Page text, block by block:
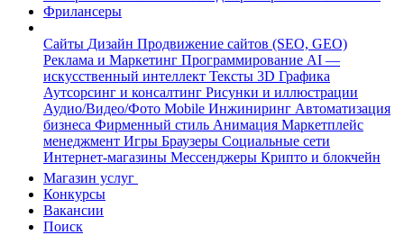
Фрилансеры
Сайты Дизайн Продвижение сайтов (SEO, GEO)
Реклама и Маркетинг Программирование AI —
искусственный интеллект Тексты 3D Графика
Аутсорсинг и консалтинг Рисунки и иллюстрации
Аудио/Видео/Фото Mobile Инжиниринг Автоматизация
бизнеса Фирменный стиль Анимация Маркетплейс
менеджмент Игры Браузеры Социальные сети
Интернет-магазины Мессенджеры Крипто и блокчейн
Магазин услуг
Конкурсы
Вакансии
Поиск